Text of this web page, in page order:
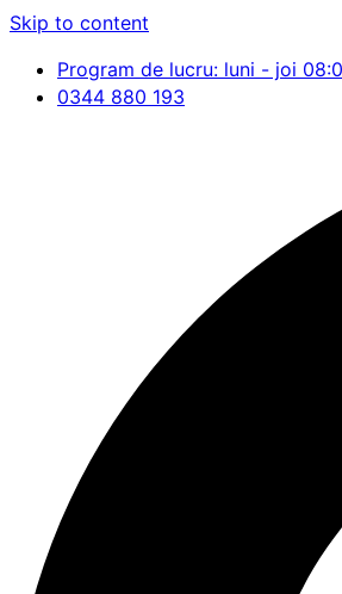
Skip to content
Program de lucru: luni - joi
0344 880 193